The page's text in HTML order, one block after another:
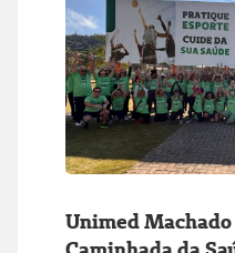
Unimed Machado